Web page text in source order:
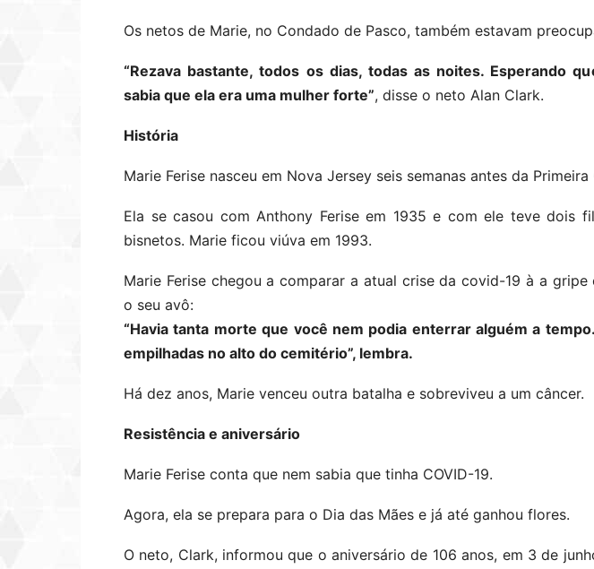
Os netos de Marie, no Condado de Pasco, também estavam
“Rezava bastante, todos os dias, todas as noites. Esperando
sabia que ela era uma mulher forte”, disse o neto Alan Clark.
História
Marie Ferise nasceu em Nova Jersey seis semanas antes da Primeira
Ela se casou com Anthony Ferise em 1935 e com ele teve dois
bisnetos. Marie ficou viúva em 1993.
Marie Ferise chegou a comparar a atual crise da covid-19 à a gripe
o seu avô:
“Havia tanta morte que você nem podia enterrar alguém a
empilhadas no alto do cemitério”, lembra.
Há dez anos, Marie venceu outra batalha e sobreviveu a um câncer.
Resistência e aniversário
Marie Ferise conta que nem sabia que tinha COVID-19.
Agora, ela se prepara para o Dia das Mães e já até ganhou flores.
O neto, Clark, informou que o aniversário de 106 anos, em 3 de